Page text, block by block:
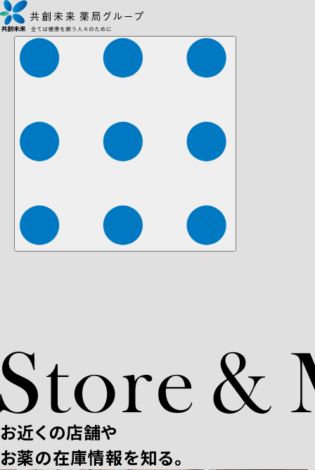
株式会社ファーマみらい 株式会社ストレチア
お近くの店舗や
お薬の在庫情報を知る。